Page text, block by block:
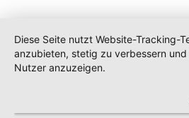
Diese Seite nutzt Website-Tracking-
anzubieten, stetig zu verbessern
Nutzer anzuzeigen.